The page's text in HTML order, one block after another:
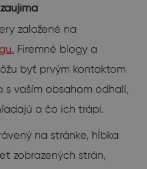
založené na
Firemné blogy a
byť prvým kontaktom
s vaším obsahom odhalí,
a čo ich trápi.
na stránke, hĺbka
zobrazených strán,